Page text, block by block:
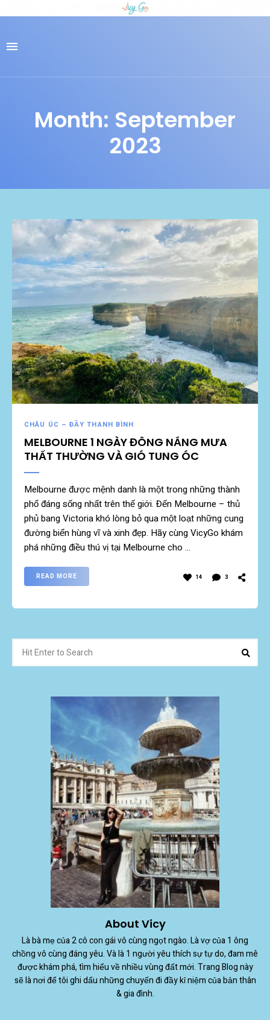
Month: September
2023
CHÂU ÚC – ĐẦY THANH BÌNH
MELBOURNE 1 NGÀY ĐÔNG NẮNG MƯA
THẤT THƯỜNG VÀ GIÓ TUNG ÓC
Melbourne được mệnh danh là một trong những thành
phố đáng sống nhất trên thế giới. Đến Melbourne – thủ
phủ bang Victoria khó lòng bỏ qua một loạt những cung
đường biển hùng vĩ và xinh đẹp. Hãy cùng VicyGo khám
phá những điều thú vị tại Melbourne cho …
READ MORE 14 3
for:
About Vicy
Là bà mẹ của 2 cô con gái vô cùng ngọt ngào. Là vợ của 1 ông
chồng vô cùng đáng yêu. Và là 1 người yêu thích sự tự do, đam mê
được khám phá, tìm hiểu về nhiều vùng đất mới. Trang Blog này
sẽ là nơi để tôi ghi dấu những chuyến đi đầy kỉ niệm của bản thân
& gia đình.